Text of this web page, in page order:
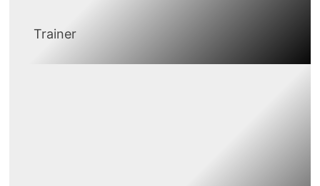
Trainer